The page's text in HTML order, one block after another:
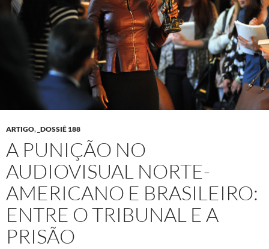
ARTIGO, _DOSSIÊ 188
A PUNIÇÃO NO
AUDIOVISUAL NORTE-
AMERICANO E BRASILEIRO:
ENTRE O TRIBUNAL E A
PRISÃO